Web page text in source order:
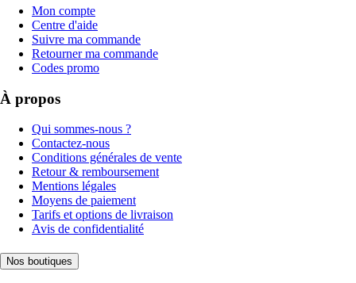
Mon compte
Centre d'aide
Suivre ma commande
Retourner ma commande
Codes promo
À propos
Qui sommes-nous ?
Contactez-nous
Conditions générales de vente
Retour & remboursement
Mentions légales
Moyens de paiement
Tarifs et options de livraison
Avis de confidentialité
Nos boutiques